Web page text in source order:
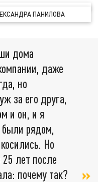
ПАНИЛОВА
дома
даже
но
за его друга,
и он, и я
рядом,
Но
лет после
почему так?